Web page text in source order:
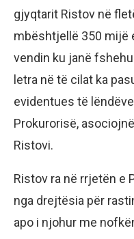
gjyqtarit Ristov në
mbështjellë 350 mijë
vendin ku janë
letra në të cilat ka
evidentues të
Prokurorisë,
Ristovi.
Ristov ra në rrjetën e
nga drejtësia për
apo i njohur me